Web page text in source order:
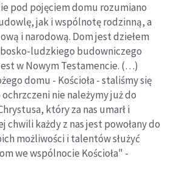
pod pojęciem domu rozumiano
jak i wspólnotę rodzinną, a
i narodową. Dom jest dziełem
bosko-ludzkiego budowniczego
w Nowym Testamencie. (…)
domu - Kościoła - staliśmy się
nie należymy już do
który za nas umarł i
chwili każdy z nas jest powołany do
możliwości i talentów służyć
we wspólnocie Kościoła" -